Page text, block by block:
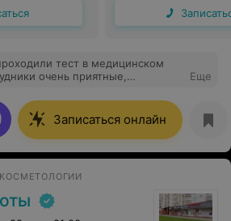
тест в медицинском
очень приятные,
медсестра Ирина Георгиевна
Еще
Записаться онлайн